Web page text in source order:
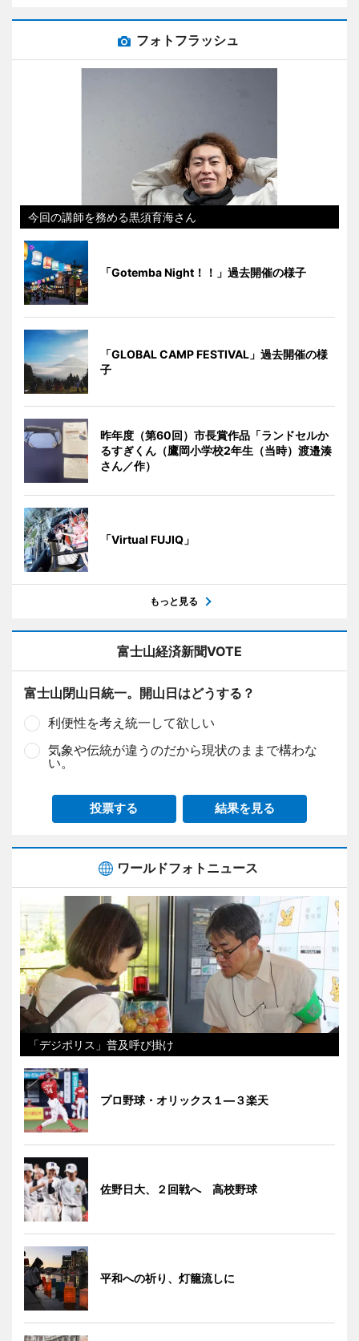
フォトフラッシュ
今回の講師を務める黒須育海さん
「Gotemba Night！！」過去開催の様子
「GLOBAL CAMP FESTIVAL」過去開催の様
子
昨年度（第60回）市長賞作品「ランドセルか
るすぎくん（鷹岡小学校2年生（当時）渡邉湊
さん／作）
「Virtual FUJIQ」
もっと見る
富士山経済新聞VOTE
富士山閉山日統一。開山日はどうする？
利便性を考え統一して欲しい
気象や伝統が違うのだから現状のままで構わな
い。
投票する 結果を見る
ワールドフォトニュース
「デジポリス」普及呼び掛け
プロ野球・オリックス１―３楽天
佐野日大、２回戦へ 高校野球
平和への祈り、灯籠流しに